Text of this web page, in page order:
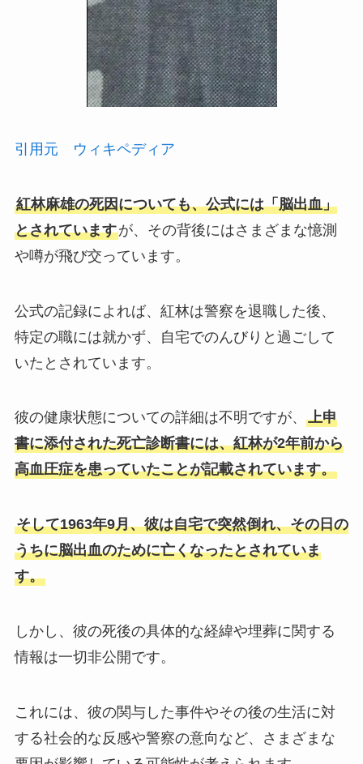
引用元 ウィキペディア
紅林麻雄の死因についても、公式には「脳出血」
とされていますが、その背後にはさまざまな憶測
や噂が飛び交っています。
公式の記録によれば、紅林は警察を退職した後、
特定の職には就かず、自宅でのんびりと過ごして
いたとされています。
彼の健康状態についての詳細は不明ですが、 上申
書に添付された死亡診断書には、紅林が2年前から
高血圧症を患っていたことが記載されています。
そして1963年9月、彼は自宅で突然倒れ、その日の
うちに脳出血のために亡くなったとされていま
す。
しかし、彼の死後の具体的な経緯や埋葬に関する
情報は一切非公開です。
これには、彼の関与した事件やその後の生活に対
する社会的な反感や警察の意向など、さまざまな